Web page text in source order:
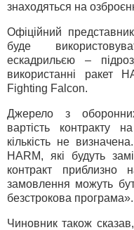
знаходяться на
Офіційний
буде
ескадрильєю –
використанні ракет
Fighting Falcon.
Джерело з
вартість контракту
кількість не
HARM, які будуть
контракт приблизно
замовлення можуть
безстрокова програма».
Чиновник також